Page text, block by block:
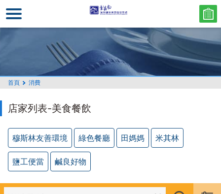
到
主
要
區
塊
首頁 消費
店家列表-美食餐飲
穆斯林友善環境 綠色餐廳 田媽媽 米其林
鹽工便當 鹹良好物